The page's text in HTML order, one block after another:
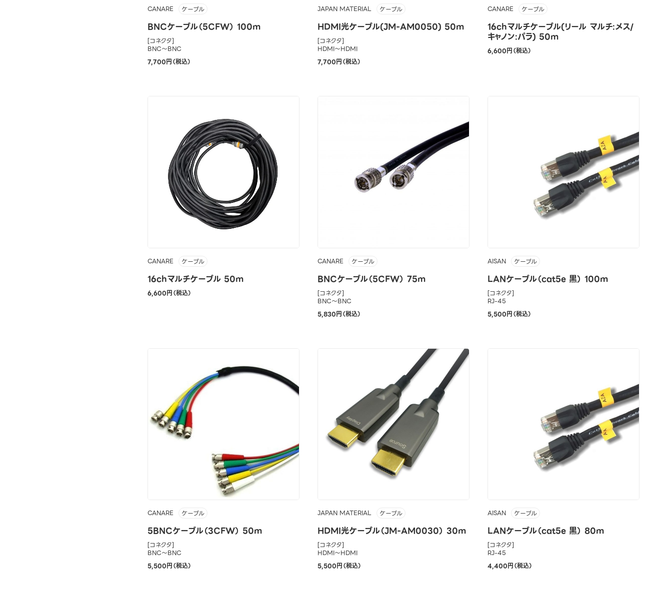
CANARE ケーブル
BNCケーブル（5CFW） 100m
[コネクタ]
BNC～BNC
7,700円（税込）
JAPAN MATERIAL ケーブル
HDMI光ケーブル(JM-AM0050) 50m
[コネクタ]
HDMI～HDMI
7,700円（税込）
CANARE ケーブル
16chマルチケーブル(リール マルチ:メス/
キャノン:パラ) 50m
6,600円（税込）
CANARE ケーブル
16chマルチケーブル 50m
6,600円（税込）
CANARE ケーブル
BNCケーブル（5CFW） 75m
[コネクタ]
BNC～BNC
5,830円（税込）
AISAN ケーブル
LANケーブル（cat5e 黒） 100m
[コネクタ]
RJ-45
5,500円（税込）
CANARE ケーブル
5BNCケーブル（3CFW） 50m
[コネクタ]
BNC～BNC
5,500円（税込）
JAPAN MATERIAL ケーブル
HDMI光ケーブル（JM-AM0030） 30m
[コネクタ]
HDMI～HDMI
5,500円（税込）
AISAN ケーブル
LANケーブル（cat5e 黒） 80m
[コネクタ]
RJ-45
4,400円（税込）